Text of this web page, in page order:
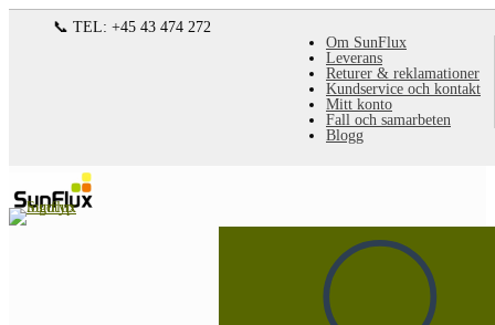
Om SunFlux
Leverans
Returer & reklamationer
Kundservice och kontakt
Mitt konto
Fall och samarbeten
Blogg
📞 TEL: +45 43 474 272